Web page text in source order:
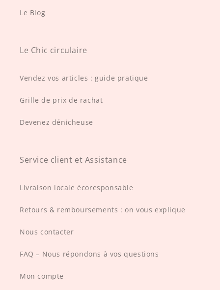
Le Blog
Le Chic circulaire
Vendez vos articles : guide pratique
Grille de prix de rachat
Devenez dénicheuse
Service client et Assistance
Livraison locale écoresponsable
Retours & remboursements : on vous explique
Nous contacter
FAQ – Nous répondons à vos questions
Mon compte